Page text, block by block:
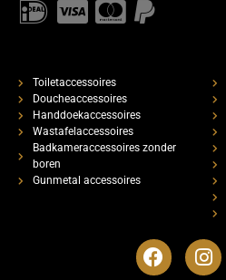
Toiletaccessoires
Doucheaccessoires
Handdoekaccessoires
Wastafelaccessoires
Badkameraccessoires zonder
boren
Gunmetal accessoires